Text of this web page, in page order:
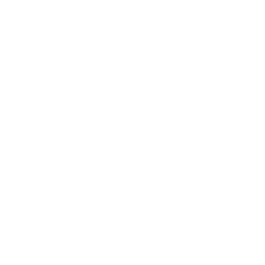
Cayman combina modernidad y clase,